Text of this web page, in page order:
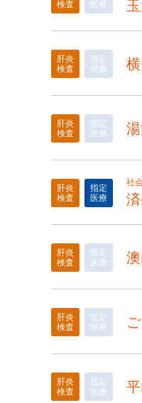
検査
医療
肝炎
検査
指定
医療
肝炎
検査
指定
医療
肝炎
検査
指定
医療
社
肝炎
検査
指定
医療
肝炎
検査
指定
医療
肝炎
検査
指定
医療